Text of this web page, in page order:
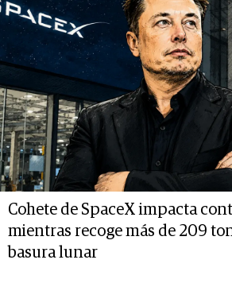
Cohete de SpaceX impacta
mientras recoge más de 209
basura lunar